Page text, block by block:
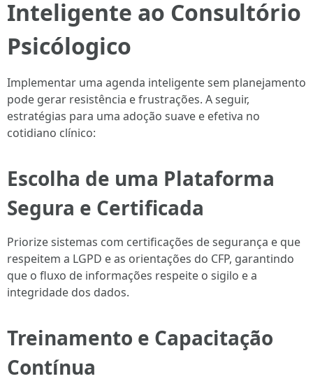
Inteligente ao Consultório
Psicólogico
Implementar uma agenda inteligente sem planejamento
pode gerar resistência e frustrações. A seguir,
estratégias para uma adoção suave e efetiva no
cotidiano clínico:
Escolha de uma Plataforma
Segura e Certificada
Priorize sistemas com certificações de segurança e que
respeitem a LGPD e as orientações do CFP, garantindo
que o fluxo de informações respeite o sigilo e a
integridade dos dados.
Treinamento e Capacitação
Contínua